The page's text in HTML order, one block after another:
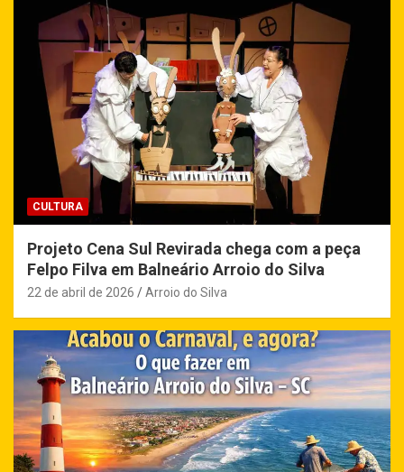
CULTURA
Projeto Cena Sul Revirada chega com a peça
Felpo Filva em Balneário Arroio do Silva
22 de abril de 2026 Arroio do Silva